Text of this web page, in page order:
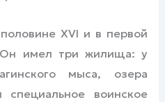
XVI и в первой
Он имел три жилища: у
мыса, озера
воинское